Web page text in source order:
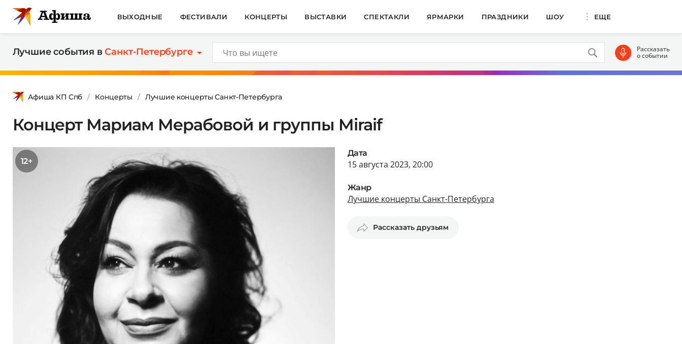
ВЫХОДНЫЕ ФЕСТИВАЛИ КОНЦЕРТЫ ВЫСТАВКИ СПЕКТАКЛИ ЯРМАРКИ ПРАЗДНИКИ ШОУ ЕЩЕ
Лучшие события вСанкт-Петербурге Рассказать
о событии
Афиша КП Спб Концерты Лучшие концерты Санкт-Петербурга
Концерт Мариам Мерабовой и группы Miraif
12+
Дата
15 августа 2023, 20:00
Жанр
Лучшие концерты Санкт-Петербурга
Рассказать друзьям